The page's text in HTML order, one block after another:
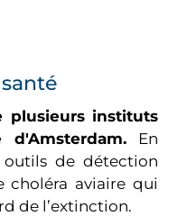
plusieurs instituts
En
outils de détection
choléra aviaire qui
de l’extinction.